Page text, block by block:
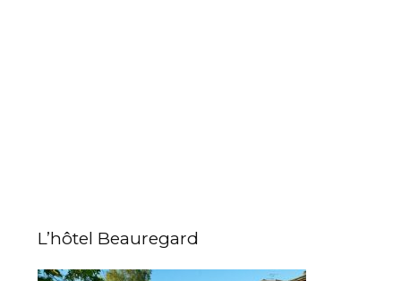
L’hôtel Beauregard